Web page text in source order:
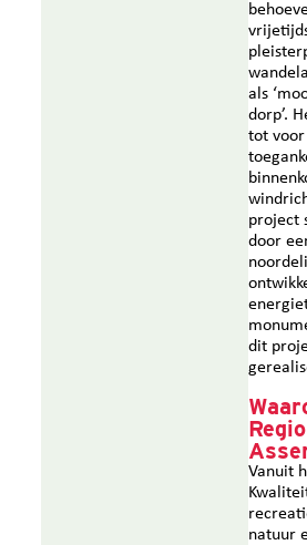
als
dorp’.
tot
project
door
dit
Vanuit
natuur